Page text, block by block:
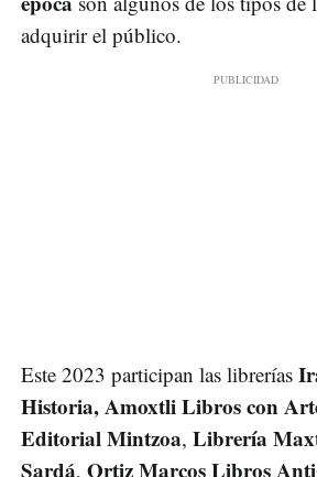
adquirir el público.
Este 2023 participan las librerías
Historia, Amoxtli Libros con
Editorial Mintzoa, Librería
Sardá, Ortiz Marcos Libros